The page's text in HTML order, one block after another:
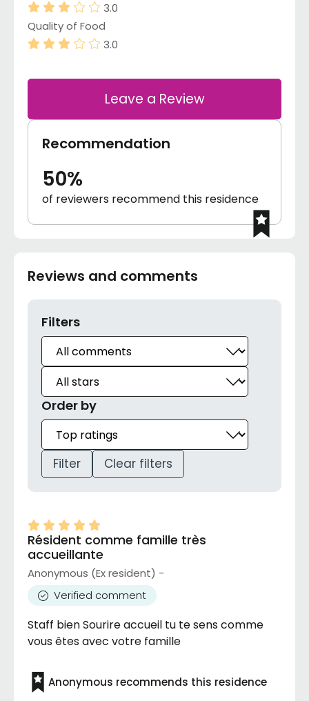
3.0
Quality of Food
3.0
Leave a Review
Recommendation
50%
of reviewers recommend this residence
Reviews and comments
Filters
Order by
Filter Clear filters
Résident comme famille très
accueillante
Anonymous (Ex resident) -
Verified comment
Staff bien Sourire accueil tu te sens comme
vous êtes avec votre famille
Anonymous recommends this residence